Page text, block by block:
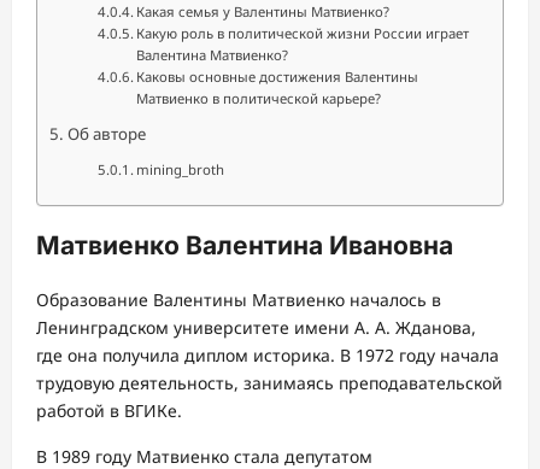
Какая семья у Валентины Матвиенко?
Какую роль в политической жизни России играет
Валентина Матвиенко?
Каковы основные достижения Валентины
Матвиенко в политической карьере?
Об авторе
mining_broth
Матвиенко Валентина Ивановна
Образование Валентины Матвиенко началось в
Ленинградском университете имени А. А. Жданова,
где она получила диплом историка. В 1972 году начала
трудовую деятельность, занимаясь преподавательской
работой в ВГИКе.
В 1989 году Матвиенко стала депутатом